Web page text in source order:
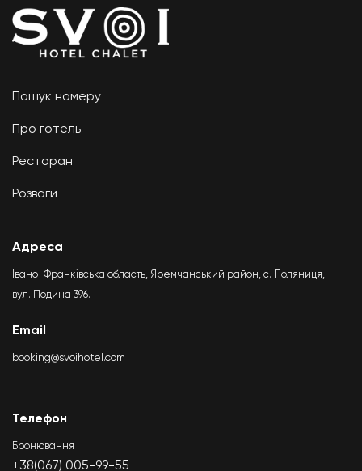
Пошук номеру
Про готель
Ресторан
Розваги
Адреса
Івано-Франківська область, Яремчанський район, с. Поляниця,
вул. Подина 396.
Email
booking@svoihotel.com
Телефон
Бронювання
+38(067) 005-99-55